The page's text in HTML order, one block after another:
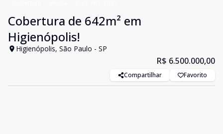
Cobertura de 642m² em
Higienópolis!
Higienópolis, São Paulo - SP
R$ 6.500.000,00
Compartilhar Favorito